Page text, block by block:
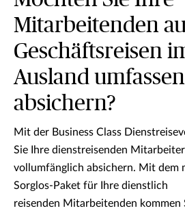
Mitarbeitenden
Geschäftsreisen
Ausland
absichern?
Mit der Business Class
Sie Ihre dienstreisenden
vollumfänglich absichern. Mit dem
Sorglos-Paket für Ihre dienstlich
reisenden Mitarbeitenden kommen